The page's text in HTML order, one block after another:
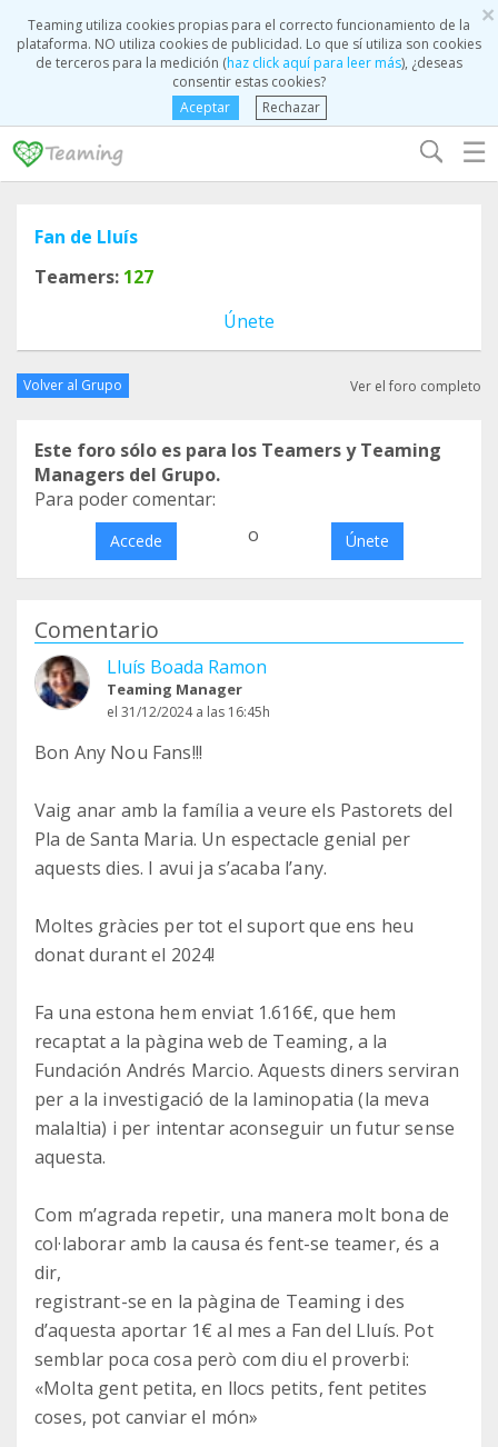
×
Teaming utiliza cookies propias para el correcto funcionamiento de la
plataforma. NO utiliza cookies de publicidad. Lo que sí utiliza son cookies
de terceros para la medición (haz click aquí para leer más), ¿deseas
consentir estas cookies?
Aceptar
Rechazar
☰
Fan de Lluís
Teamers: 127
Únete
Volver al Grupo Ver el foro completo
Este foro sólo es para los Teamers y Teaming
Managers del Grupo.
Para poder comentar:
Accede o Únete
Comentario
Lluís Boada Ramon
Teaming Manager
el 31/12/2024 a las 16:45h
Bon Any Nou Fans!!!
Vaig anar amb la família a veure els Pastorets del
Pla de Santa Maria. Un espectacle genial per
aquests dies. I avui ja s’acaba l’any.
Moltes gràcies per tot el suport que ens heu
donat durant el 2024!
Fa una estona hem enviat 1.616€, que hem
recaptat a la pàgina web de Teaming, a la
Fundación Andrés Marcio. Aquests diners serviran
per a la investigació de la laminopatia (la meva
malaltia) i per intentar aconseguir un futur sense
aquesta.
Com m’agrada repetir, una manera molt bona de
col·laborar amb la causa és fent-se teamer, és a
dir,
registrant-se en la pàgina de Teaming i des
d’aquesta aportar 1€ al mes a Fan del Lluís. Pot
semblar poca cosa però com diu el proverbi:
«Molta gent petita, en llocs petits, fent petites
coses, pot canviar el món»